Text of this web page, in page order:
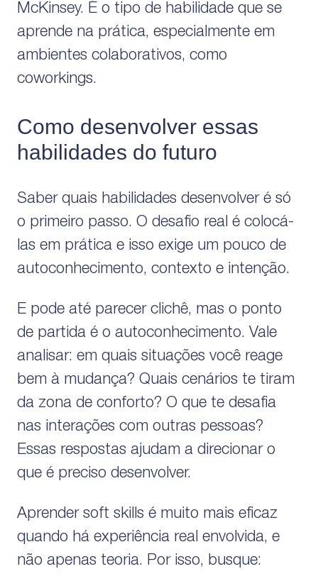
McKinsey. É o tipo de habilidade que se
aprende na prática, especialmente em
ambientes colaborativos, como
coworkings.
Como desenvolver essas
habilidades do futuro
Saber quais habilidades desenvolver é só
o primeiro passo. O desafio real é colocá-
las em prática e isso exige um pouco de
autoconhecimento, contexto e intenção.
E pode até parecer clichê, mas o ponto
de partida é o autoconhecimento. Vale
analisar: em quais situações você reage
bem à mudança? Quais cenários te tiram
da zona de conforto? O que te desafia
nas interações com outras pessoas?
Essas respostas ajudam a direcionar o
que é preciso desenvolver.
Aprender soft skills é muito mais eficaz
quando há experiência real envolvida, e
não apenas teoria. Por isso, busque: